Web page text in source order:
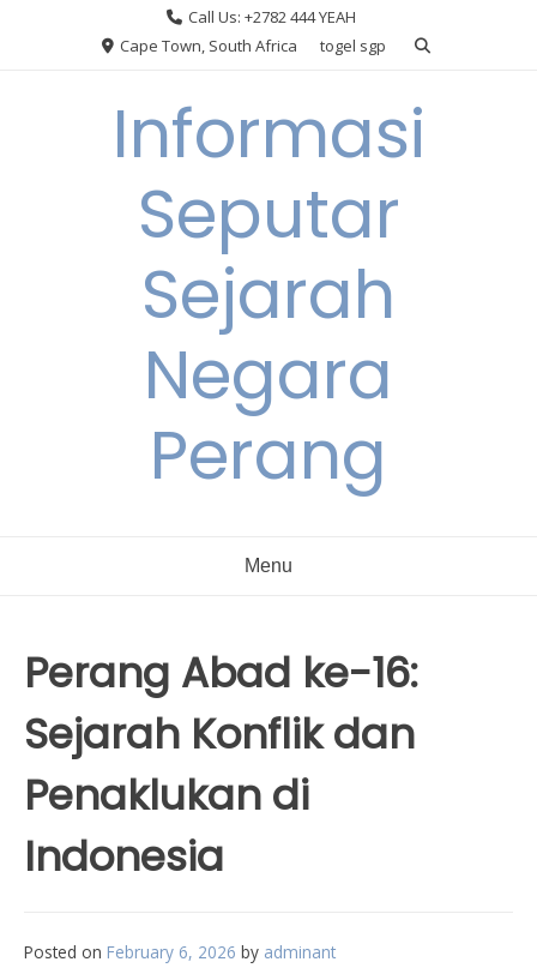
Call Us: +2782 444 YEAH
Cape Town, South Africa
togel sgp
Informasi
Seputar
Sejarah
Negara
Perang
Menu
Perang Abad ke-16:
Sejarah Konflik dan
Penaklukan di
Indonesia
Posted on February 6, 2026 by adminant